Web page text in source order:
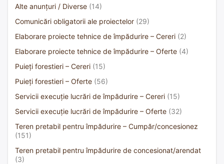
Alte anunțuri / Diverse (14)
Comunicări obligatorii ale proiectelor (29)
Elaborare proiecte tehnice de împădurire – Cereri (2)
Elaborare proiecte tehnice de împădurire – Oferte (4)
Puieți forestieri – Cereri (15)
Puieți forestieri – Oferte (56)
Servicii execuție lucrări de împădurire – Cereri (15)
Servicii execuție lucrări de împădurire – Oferte (32)
Teren pretabil pentru împădurire – Cumpăr/concesionez
(151)
Teren pretabil pentru împădurire de concesionat/arendat
(3)